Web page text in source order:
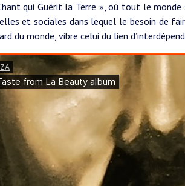
qui Guérit la Terre », où tout le
et sociales dans lequel le besoin de
du monde, vibre celui du lien